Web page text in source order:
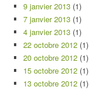
9 janvier 2013 (1)
7 janvier 2013 (1)
4 janvier 2013 (1)
22 octobre 2012 (1)
20 octobre 2012 (1)
15 octobre 2012 (1)
13 octobre 2012 (1)